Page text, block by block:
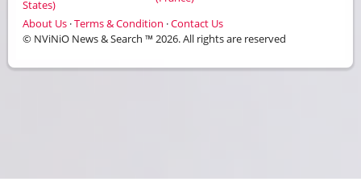
About Us ·Terms & Condition ·Contact Us
© NViNiO News & Search ™ 2026. All rights are reserved